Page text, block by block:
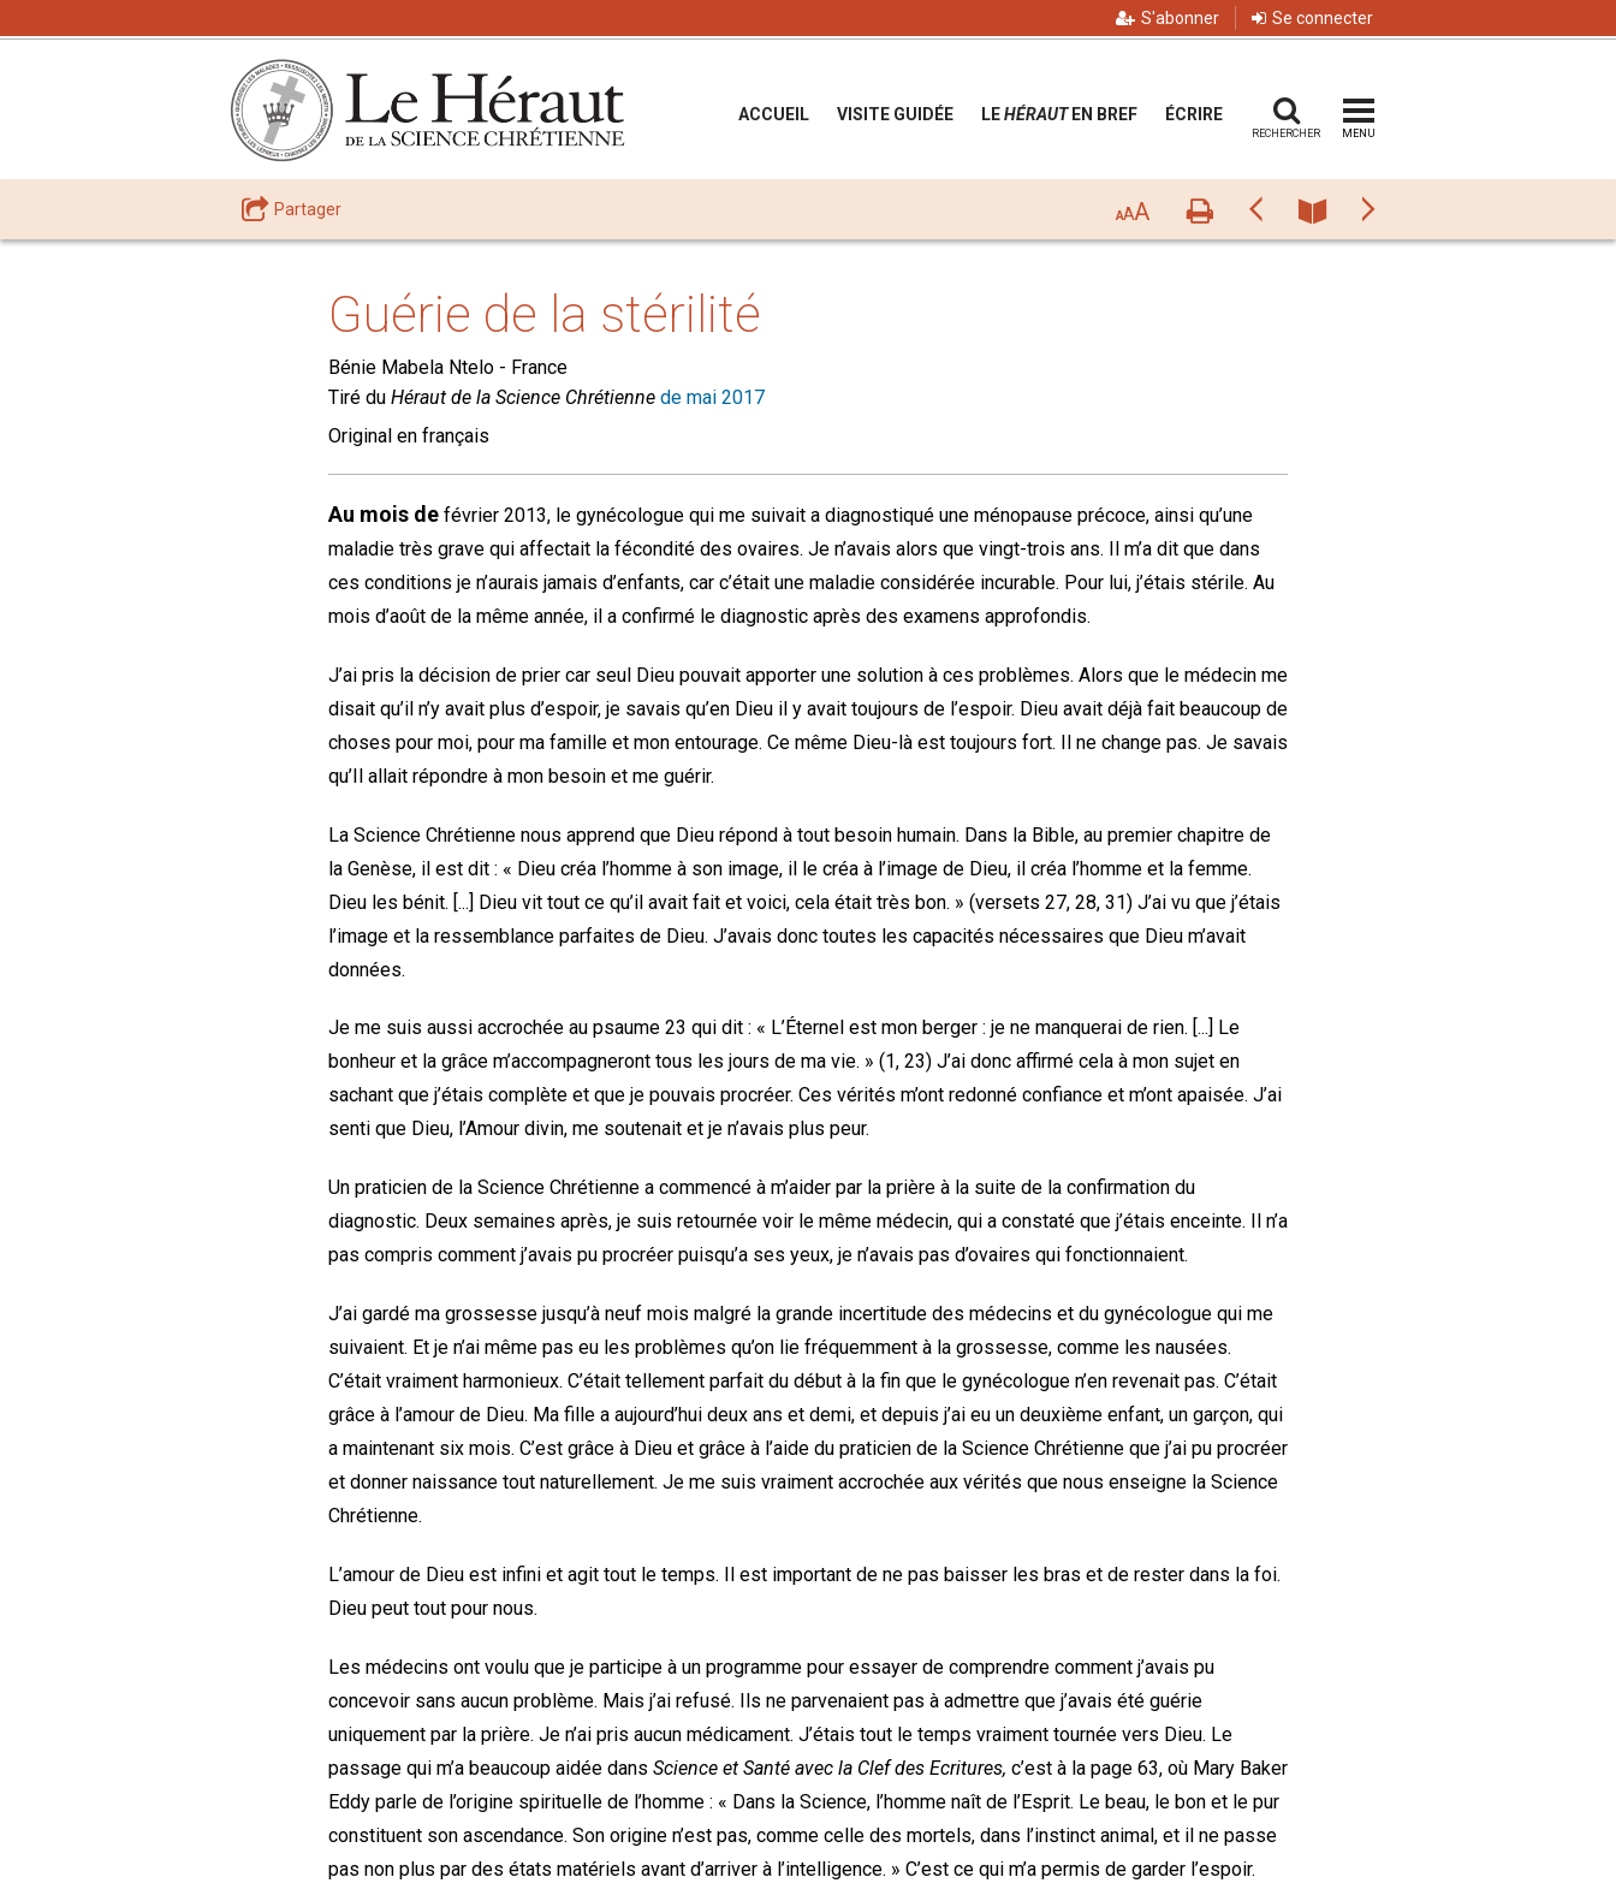
S'abonner Se connecter
ACCUEIL VISITE GUIDÉE LEHÉRAUTEN BREF ÉCRIRE
RECHERCHER MENU
Partager AAA ImprimerPrécédantNuméroSuivant
Guérie de la stérilité
Bénie Mabela Ntelo - France
Tiré du Héraut de la Science Chrétienne de mai 2017
Original en français
Au mois de février 2013, le gynécologue qui me suivait a diagnostiqué une ménopause précoce, ainsi qu’une
maladie très grave qui affectait la fécondité des ovaires. Je n’avais alors que vingt-trois ans. Il m’a dit que dans
ces conditions je n’aurais jamais d’enfants, car c’était une maladie considérée incurable. Pour lui, j’étais stérile. Au
mois d’août de la même année, il a confirmé le diagnostic après des examens approfondis.
J’ai pris la décision de prier car seul Dieu pouvait apporter une solution à ces problèmes. Alors que le médecin me
disait qu’il n’y avait plus d’espoir, je savais qu’en Dieu il y avait toujours de l’espoir. Dieu avait déjà fait beaucoup de
choses pour moi, pour ma famille et mon entourage. Ce même Dieu-là est toujours fort. Il ne change pas. Je savais
qu’Il allait répondre à mon besoin et me guérir.
La Science Chrétienne nous apprend que Dieu répond à tout besoin humain. Dans la Bible, au premier chapitre de
la Genèse, il est dit : « Dieu créa l’homme à son image, il le créa à l’image de Dieu, il créa l’homme et la femme.
Dieu les bénit. [...] Dieu vit tout ce qu’il avait fait et voici, cela était très bon. » (versets 27, 28, 31) J’ai vu que j’étais
l’image et la ressemblance parfaites de Dieu. J’avais donc toutes les capacités nécessaires que Dieu m’avait
données.
Je me suis aussi accrochée au psaume 23 qui dit : « L’Éternel est mon berger : je ne manquerai de rien. [...] Le
bonheur et la grâce m’accompagneront tous les jours de ma vie. » (1, 23) J’ai donc affirmé cela à mon sujet en
sachant que j’étais complète et que je pouvais procréer. Ces vérités m’ont redonné confiance et m’ont apaisée. J’ai
senti que Dieu, l’Amour divin, me soutenait et je n’avais plus peur.
Un praticien de la Science Chrétienne a commencé à m’aider par la prière à la suite de la confirmation du
diagnostic. Deux semaines après, je suis retournée voir le même médecin, qui a constaté que j’étais enceinte. Il n’a
pas compris comment j’avais pu procréer puisqu’a ses yeux, je n’avais pas d’ovaires qui fonctionnaient.
J’ai gardé ma grossesse jusqu’à neuf mois malgré la grande incertitude des médecins et du gynécologue qui me
suivaient. Et je n’ai même pas eu les problèmes qu’on lie fréquemment à la grossesse, comme les nausées.
C’était vraiment harmonieux. C’était tellement parfait du début à la fin que le gynécologue n’en revenait pas. C’était
grâce à l’amour de Dieu. Ma fille a aujourd’hui deux ans et demi, et depuis j’ai eu un deuxième enfant, un garçon, qui
a maintenant six mois. C’est grâce à Dieu et grâce à l’aide du praticien de la Science Chrétienne que j’ai pu procréer
et donner naissance tout naturellement. Je me suis vraiment accrochée aux vérités que nous enseigne la Science
Chrétienne.
L’amour de Dieu est infini et agit tout le temps. Il est important de ne pas baisser les bras et de rester dans la foi.
Dieu peut tout pour nous.
Les médecins ont voulu que je participe à un programme pour essayer de comprendre comment j’avais pu
concevoir sans aucun problème. Mais j’ai refusé. Ils ne parvenaient pas à admettre que j’avais été guérie
uniquement par la prière. Je n’ai pris aucun médicament. J’étais tout le temps vraiment tournée vers Dieu. Le
passage qui m’a beaucoup aidée dans Science et Santé avec la Clef des Ecritures, c’est à la page 63, où Mary Baker
Eddy parle de l’origine spirituelle de l’homme : « Dans la Science, l’homme naît de l’Esprit. Le beau, le bon et le pur
constituent son ascendance. Son origine n’est pas, comme celle des mortels, dans l’instinct animal, et il ne passe
pas non plus par des états matériels avant d’arriver à l’intelligence. » C’est ce qui m’a permis de garder l’espoir.